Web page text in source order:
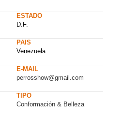
ESTADO
D.F.
PAIS
Venezuela
E-MAIL
perrosshow@gmail.com
TIPO
Conformación & Belleza